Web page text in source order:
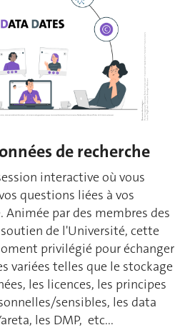
de recherche
interactive où vous
questions liées à vos
Animée par des membres des
de l'Université, cette
privilégié pour échanger
variées telles que le stockage
les licences, les principes
sensibles, les data
les DMP, etc...